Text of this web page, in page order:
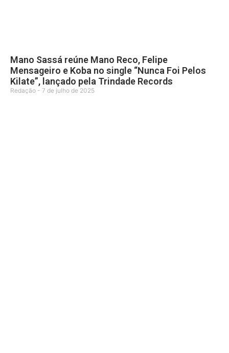
Mano Sassá reúne Mano Reco, Felipe
Mensageiro e Koba no single “Nunca Foi Pelos
Kilate”, lançado pela Trindade Records
Redação 7 de julho de 2025